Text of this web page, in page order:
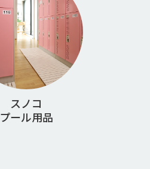
スノコ
プール用品